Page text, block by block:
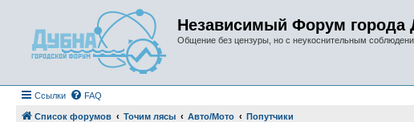
Независимый Форум города
Общение без цензуры, но с неукоснительным
Ссылки FAQ
Список форумов Точим лясы Авто/Мото
Попутчики